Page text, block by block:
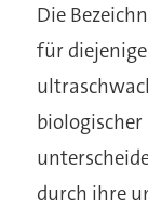
Die
für
durch ihre